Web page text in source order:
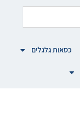
כסאות גלגלים